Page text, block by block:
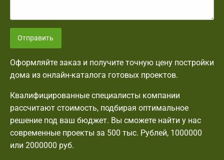
Отправить
Оформляйте заказ и получите точную цену постройки
дома из онлайн-каталога готовых проектов.
Квалифицированные специалисты компании
рассчитают стоимость, подбирая оптимальное
решение под ваш бюджет. Вы сможете найти у нас
современные проекты за 500 тыс. Рублей, 1000000
или 2000000 руб.